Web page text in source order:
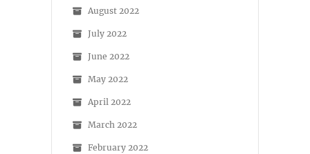
August 2022
July 2022
June 2022
May 2022
April 2022
March 2022
February 2022